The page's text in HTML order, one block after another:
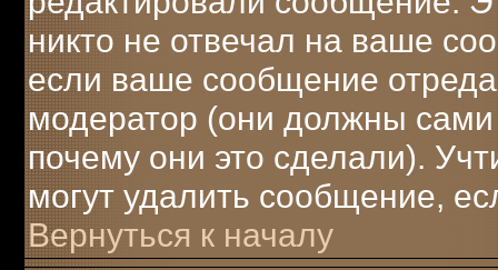
никто не отвечал на ваше
если ваше сообщение
модератор (они должны сами
почему они это сделали).
могут удалить сообщение,
Вернуться к началу